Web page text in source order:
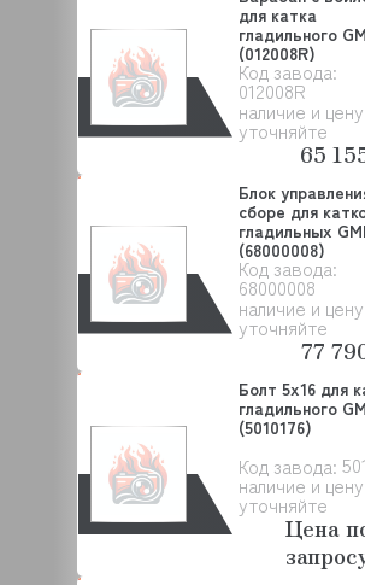
Код завода:
012008R
наличие и цену
уточняйте
для катка
гладильного
(012008R)
65
Код завода:
68000008
наличие и цену
уточняйте
Блок
сборе для
гладильных
(68000008)
77
Код завода:
наличие и цену
уточняйте
Болт 5х16 для
гладильного
(5010176)
Цена